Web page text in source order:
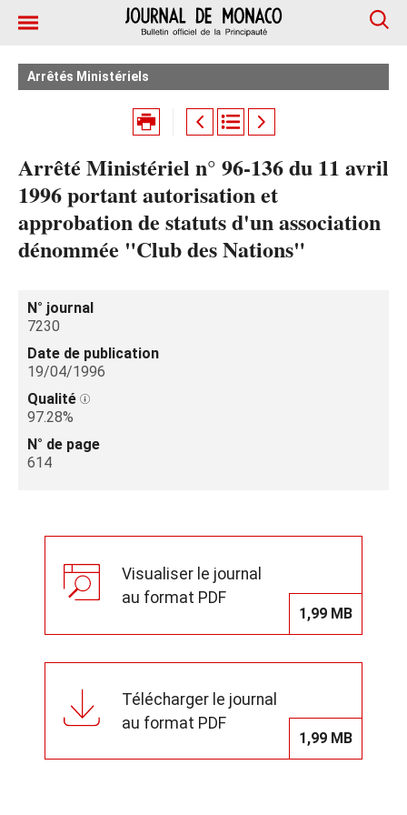
Arrêtés Ministériels
Arrêté Ministériel n° 96-136 du 11 avril
1996 portant autorisation et
approbation de statuts d'un association
dénommée "Club des Nations"
N° journal
7230
Date de publication
19/04/1996
Qualité
97.28%
N° de page
614
Visualiser le journal
au format PDF
1,99 MB
Télécharger le journal
au format PDF
1,99 MB